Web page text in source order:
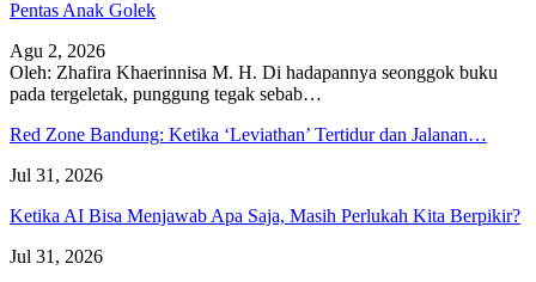
Pentas Anak Golek
Agu 2, 2026
Oleh: Zhafira Khaerinnisa M. H. Di hadapannya seonggok buku
pada tergeletak, punggung tegak sebab…
Red Zone Bandung: Ketika ‘Leviathan’ Tertidur dan Jalanan…
Jul 31, 2026
Ketika AI Bisa Menjawab Apa Saja, Masih Perlukah Kita Berpikir?
Jul 31, 2026